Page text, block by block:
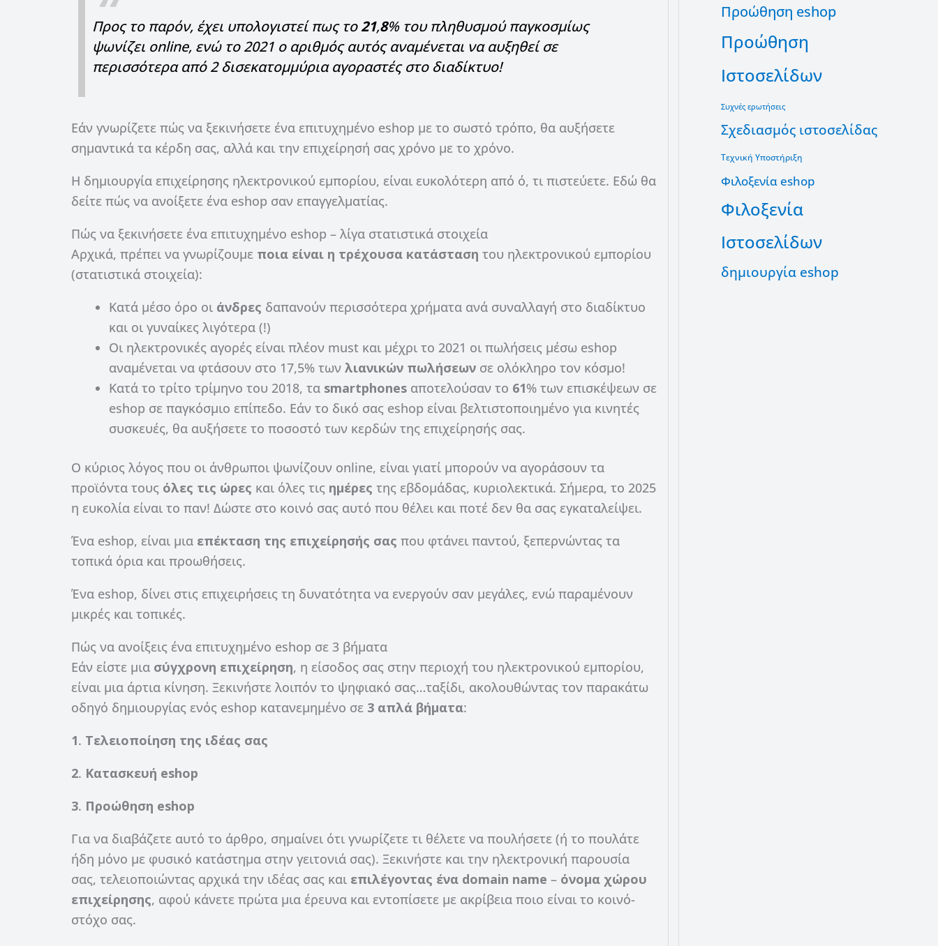
Προς το παρόν, έχει υπολογιστεί πως το21,8% του πληθυσμού παγκοσμίως
ψωνίζει online, ενώ το 2021 ο αριθμός αυτός αναμένεται να αυξηθεί σε
περισσότερα από 2 δισεκατομμύρια αγοραστές στο διαδίκτυο!
Εάν γνωρίζετε πώς να ξεκινήσετε ένα επιτυχημένο eshop με το σωστό τρόπο, θα αυξήσετε
σημαντικά τα κέρδη σας, αλλά και την επιχείρησή σας χρόνο με το χρόνο.
Η δημιουργία επιχείρησης ηλεκτρονικού εμπορίου, είναι ευκολότερη από ό, τι πιστεύετε. Εδώ θα
δείτε πώς να ανοίξετε ένα eshop σαν επαγγελματίας.
Πώς να ξεκινήσετε ένα επιτυχημένο eshop – λίγα στατιστικά στοιχεία
Αρχικά, πρέπει να γνωρίζουμε ποια είναι η τρέχουσα κατάσταση του ηλεκτρονικού εμπορίου
(στατιστικά στοιχεία):
Κατά μέσο όρο οι άνδρες δαπανούν περισσότερα χρήματα ανά συναλλαγή στο διαδίκτυο
και οι γυναίκες λιγότερα (!)
Οι ηλεκτρονικές αγορές είναι πλέον must και μέχρι το 2021 οι πωλήσεις μέσω eshop
αναμένεται να φτάσουν στο 17,5% των λιανικών πωλήσεων σε ολόκληρο τον κόσμο!
Κατά το τρίτο τρίμηνο του 2018, τα smartphones αποτελούσαν το 61% των επισκέψεων σε
eshop σε παγκόσμιο επίπεδο. Εάν το δικό σας eshop είναι βελτιστοποιημένο για κινητές
συσκευές, θα αυξήσετε το ποσοστό των κερδών της επιχείρησής σας.
Ο κύριος λόγος που οι άνθρωποι ψωνίζουν online, είναι γιατί μπορούν να αγοράσουν τα
προϊόντα τους όλες τις ώρες και όλες τις ημέρες της εβδομάδας, κυριολεκτικά. Σήμερα, το 2025
η ευκολία είναι το παν! Δώστε στο κοινό σας αυτό που θέλει και ποτέ δεν θα σας εγκαταλείψει.
Ένα eshop, είναι μια επέκταση της επιχείρησής σας που φτάνει παντού, ξεπερνώντας τα
τοπικά όρια και προωθήσεις.
Ένα eshop, δίνει στις επιχειρήσεις τη δυνατότητα να ενεργούν σαν μεγάλες, ενώ παραμένουν
μικρές και τοπικές.
Πώς να ανοίξεις ένα επιτυχημένο eshop σε 3 βήματα
Εάν είστε μια σύγχρονη επιχείρηση, η είσοδος σας στην περιοχή του ηλεκτρονικού εμπορίου,
είναι μια άρτια κίνηση. Ξεκινήστε λοιπόν το ψηφιακό σας…ταξίδι, ακολουθώντας τον παρακάτω
οδηγό δημιουργίας ενός eshop κατανεμημένο σε 3 απλά βήματα:
1. Τελειοποίηση της ιδέας σας
2. Κατασκευή eshop
3. Προώθηση eshop
Για να διαβάζετε αυτό το άρθρο, σημαίνει ότι γνωρίζετε τι θέλετε να πουλήσετε (ή το πουλάτε
ήδη μόνο με φυσικό κατάστημα στην γειτονιά σας). Ξεκινήστε και την ηλεκτρονική παρουσία
σας, τελειοποιώντας αρχικά την ιδέας σας και επιλέγοντας ένα domain name – όνομα χώρου
επιχείρησης, αφού κάνετε πρώτα μια έρευνα και εντοπίσετε με ακρίβεια ποιο είναι το κοινό-
στόχο σας.
Προώθηση eshop
Προώθηση
Ιστοσελίδων
Συχνές ερωτήσεις
Σχεδιασμός ιστοσελίδας
Τεχνική Υποστήριξη
Φιλοξενία eshop
Φιλοξενία
Ιστοσελίδων
δημιουργία eshop